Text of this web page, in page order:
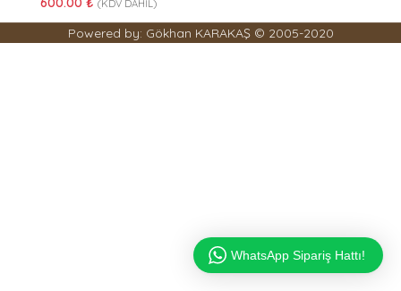
(KDV DAHİL)
Powered by: Gökhan KARAKAŞ © 2005-2020
WhatsApp Sipariş Hattı!